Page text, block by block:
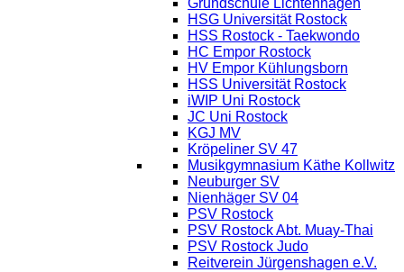
Grundschule Lichtenhagen
HSG Universität Rostock
HSS Rostock - Taekwondo
HC Empor Rostock
HV Empor Kühlungsborn
HSS Universität Rostock
iWIP Uni Rostock
JC Uni Rostock
KGJ MV
Kröpeliner SV 47
Musikgymnasium Käthe Kollwitz
Neuburger SV
Nienhäger SV 04
PSV Rostock
PSV Rostock Abt. Muay-Thai
PSV Rostock Judo
Reitverein Jürgenshagen e.V.